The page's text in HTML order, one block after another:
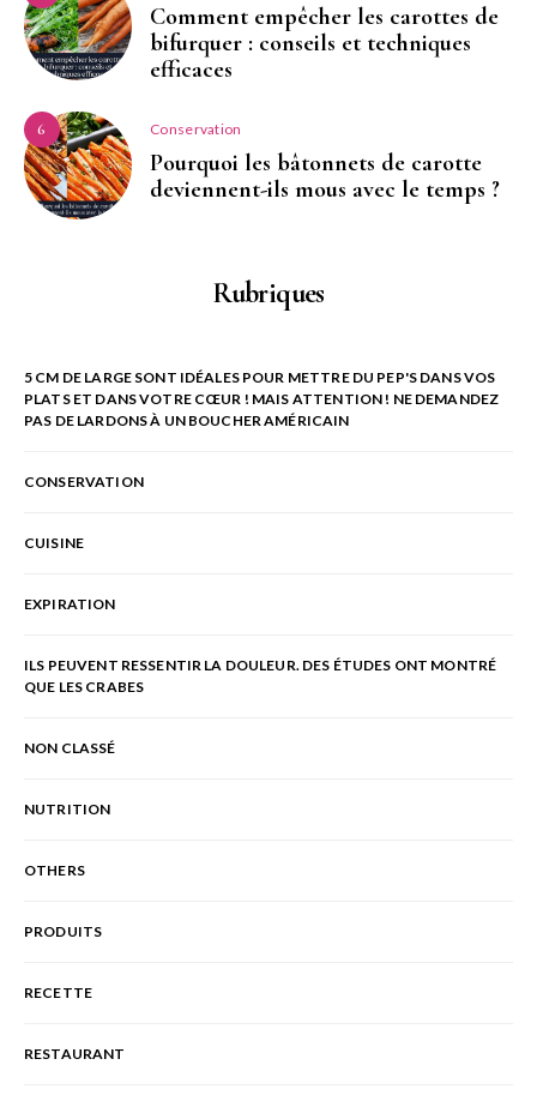
Comment empêcher les carottes de
bifurquer : conseils et techniques
efficaces
6 Conservation
Pourquoi les bâtonnets de carotte
deviennent-ils mous avec le temps ?
Rubriques
5 CM DE LARGE SONT IDÉALES POUR METTRE DU PEP'S DANS VOS
PLATS ET DANS VOTRE CŒUR ! MAIS ATTENTION ! NE DEMANDEZ
PAS DE LARDONS À UN BOUCHER AMÉRICAIN
CONSERVATION
CUISINE
EXPIRATION
ILS PEUVENT RESSENTIR LA DOULEUR. DES ÉTUDES ONT MONTRÉ
QUE LES CRABES
NON CLASSÉ
NUTRITION
OTHERS
PRODUITS
RECETTE
RESTAURANT